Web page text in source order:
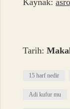
Tarih:
15 harf nedir
Adi kufur mu